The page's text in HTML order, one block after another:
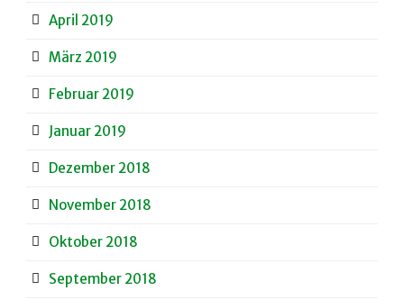
April 2019
März 2019
Februar 2019
Januar 2019
Dezember 2018
November 2018
Oktober 2018
September 2018